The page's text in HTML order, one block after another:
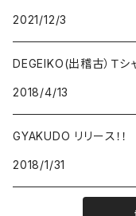
2021/12/3
DEGEIKO(出稽古）Ｔシ
2018/4/13
GYAKUDO リリース！！
2018/1/31